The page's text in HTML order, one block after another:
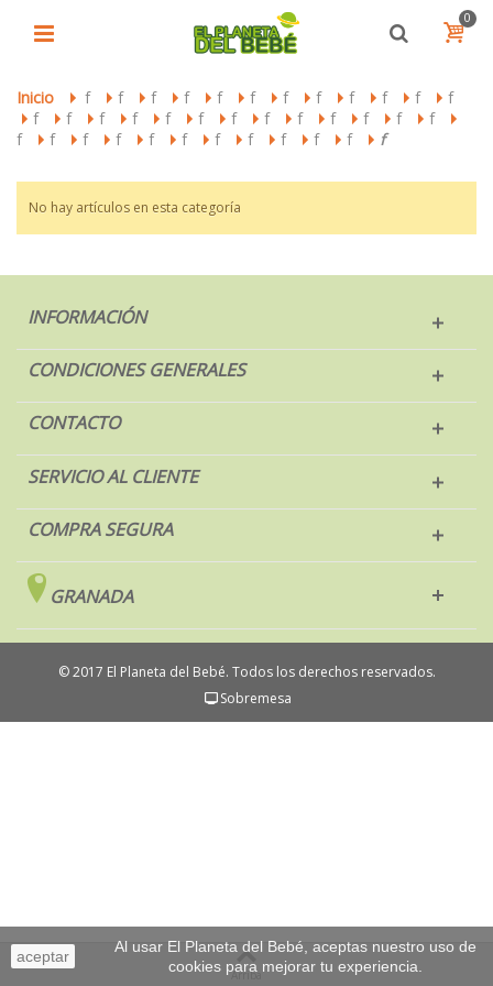
0
Inicio > f > f > f > f > f > f > f > f > f > f > f > f
> f > f > f > f > f > f > f > f > f > f > f > f > f >
f > f > f > f > f > f > f > f > f > f > f > f
No hay artículos en esta categoría
INFORMACIÓN
CONDICIONES GENERALES
CONTACTO
SERVICIO AL CLIENTE
COMPRA SEGURA
GRANADA
aceptar
Al usar El Planeta del Bebé, aceptas nuestro uso de
cookies para mejorar tu experiencia.
© 2017 El Planeta del Bebé. Todos los derechos reservados.
Sobremesa
Arriba